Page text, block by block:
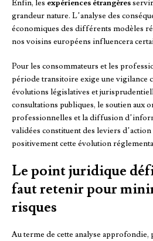
Enfin, les expériences étrangères
grandeur nature. L’analyse des
économiques des différents modèles
nos voisins européens influencera
Pour les consommateurs et les
période transitoire exige une vigilance
évolutions législatives et
consultations publiques, le soutien aux
professionnelles et la diffusion
validées constituent des leviers
positivement cette évolution
Le point juridique
faut retenir pour
risques
Au terme de cette analyse approfondie,